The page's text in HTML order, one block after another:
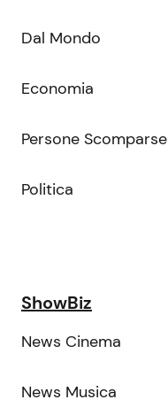
Dal Mondo
Economia
Persone Scomparse
Politica
ShowBiz
News Cinema
News Musica